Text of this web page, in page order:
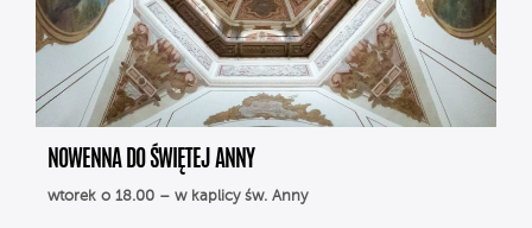
NOWENNA DO ŚWIĘTEJ ANNY
wtorek o 18.00 – w kaplicy św. Anny